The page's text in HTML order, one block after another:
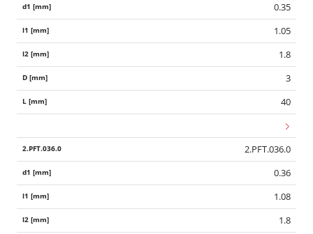
0.35
1.05
1.8
3
40
2.PFT.036.0
0.36
1.08
1.8